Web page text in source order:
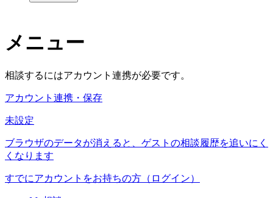
メニュー
相談するにはアカウント連携が必要です。
アカウント連携・保存
未設定
ブラウザのデータが消えると、ゲストの相談履歴を追いにく
くなります
すでにアカウントをお持ちの方（ログイン）